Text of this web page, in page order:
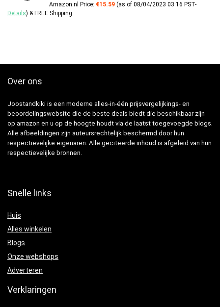
Amazon.nl Price: €15.59 (as of 08/04/2023 03:16 PST-
Details) & FREE Shipping
Over ons
Joostandkiki is een moderne alles-in-één prijsvergelijkings- en
beoordelingswebsite die de beste deals biedt die beschikbaar zijn
op amazon en u op de hoogte houdt via de laatst toegevoegde blogs.
Alle afbeeldingen zijn auteursrechtelijk beschermd door hun
respectievelijke eigenaren. Alle geciteerde inhoud is afgeleid van hun
respectievelijke bronnen.
Snelle links
Huis
Alles winkelen
Blogs
Onze webshops
Adverteren
Verklaringen